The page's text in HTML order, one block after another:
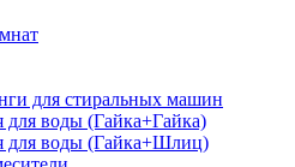
для стиральных машин
для воды (Гайка+Гайка)
для воды (Гайка+Шлиц)